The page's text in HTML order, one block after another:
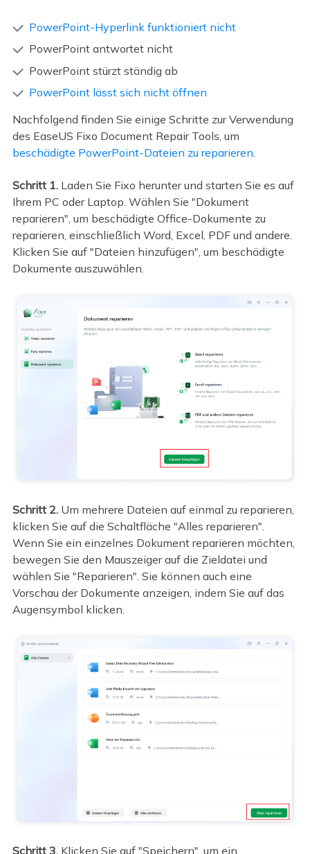
PowerPoint-Hyperlink funktioniert nicht
PowerPoint antwortet nicht
PowerPoint stürzt ständig ab
PowerPoint lässt sich nicht öffnen
Nachfolgend finden Sie einige Schritte zur Verwendung
des EaseUS Fixo Document Repair Tools, um
beschädigte PowerPoint-Dateien zu reparieren.
Schritt 1. Laden Sie Fixo herunter und starten Sie es auf
Ihrem PC oder Laptop. Wählen Sie "Dokument
reparieren", um beschädigte Office-Dokumente zu
reparieren, einschließlich Word, Excel, PDF und andere.
Klicken Sie auf "Dateien hinzufügen", um beschädigte
Dokumente auszuwählen.
Schritt 2. Um mehrere Dateien auf einmal zu reparieren,
klicken Sie auf die Schaltfläche "Alles reparieren".
Wenn Sie ein einzelnes Dokument reparieren möchten,
bewegen Sie den Mauszeiger auf die Zieldatei und
wählen Sie "Reparieren". Sie können auch eine
Vorschau der Dokumente anzeigen, indem Sie auf das
Augensymbol klicken.
Schritt 3.Klicken Sie auf "Speichern", um ein